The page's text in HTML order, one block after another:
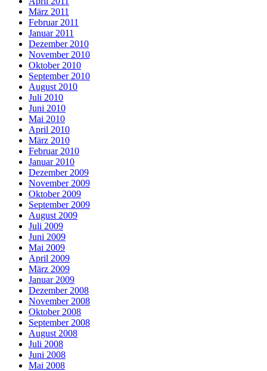
März 2011
Februar 2011
Januar 2011
Dezember 2010
November 2010
Oktober 2010
September 2010
August 2010
Juli 2010
Juni 2010
Mai 2010
April 2010
März 2010
Februar 2010
Januar 2010
Dezember 2009
November 2009
Oktober 2009
September 2009
August 2009
Juli 2009
Juni 2009
Mai 2009
April 2009
März 2009
Januar 2009
Dezember 2008
November 2008
Oktober 2008
September 2008
August 2008
Juli 2008
Juni 2008
Mai 2008